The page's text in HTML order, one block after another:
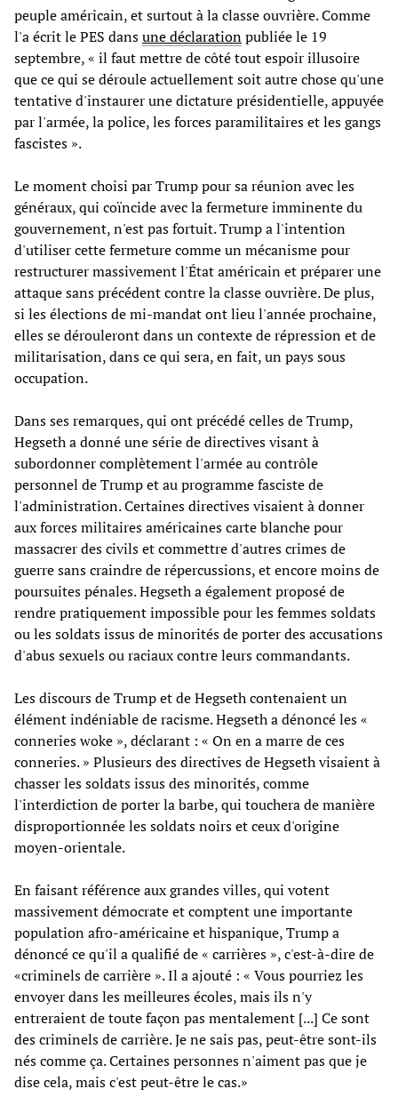
peuple américain, et surtout à la classe ouvrière. Comme
l'a écrit le PES dansune déclarationpubliée le 19
septembre, « il faut mettre de côté tout espoir illusoire
que ce qui se déroule actuellement soit autre chose qu'une
tentative d'instaurer une dictature présidentielle, appuyée
par l'armée, la police, les forces paramilitaires et les gangs
fascistes ».
Le moment choisi par Trump pour sa réunion avec les
généraux, qui coïncide avec la fermeture imminente du
gouvernement, n'est pas fortuit. Trump a l'intention
d'utiliser cette fermeture comme un mécanisme pour
restructurer massivement l'État américain et préparer une
attaque sans précédent contre la classe ouvrière. De plus,
si les élections de mi-mandat ont lieu l'année prochaine,
elles se dérouleront dans un contexte de répression et de
militarisation, dans ce qui sera, en fait, un pays sous
occupation.
Dans ses remarques, qui ont précédé celles de Trump,
Hegseth a donné une série de directives visant à
subordonner complètement l'armée au contrôle
personnel de Trump et au programme fasciste de
l'administration. Certaines directives visaient à donner
aux forces militaires américaines carte blanche pour
massacrer des civils et commettre d'autres crimes de
guerre sans craindre de répercussions, et encore moins de
poursuites pénales. Hegseth a également proposé de
rendre pratiquement impossible pour les femmes soldats
ou les soldats issus de minorités de porter des accusations
d'abus sexuels ou raciaux contre leurs commandants.
Les discours de Trump et de Hegseth contenaient un
élément indéniable de racisme. Hegseth a dénoncé les «
conneries woke », déclarant : « On en a marre de ces
conneries. » Plusieurs des directives de Hegseth visaient à
chasser les soldats issus des minorités, comme
l'interdiction de porter la barbe, qui touchera de manière
disproportionnée les soldats noirs et ceux d'origine
moyen-orientale.
En faisant référence aux grandes villes, qui votent
massivement démocrate et comptent une importante
population afro-américaine et hispanique, Trump a
dénoncé ce qu'il a qualifié de « carrières », c'est-à-dire de
«criminels de carrière ». Il a ajouté : « Vous pourriez les
envoyer dans les meilleures écoles, mais ils n'y
entreraient de toute façon pas mentalement [...] Ce sont
des criminels de carrière. Je ne sais pas, peut-être sont-ils
nés comme ça. Certaines personnes n'aiment pas que je
dise cela, mais c'est peut-être le cas.»